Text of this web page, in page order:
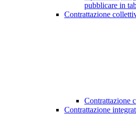
pubblicare in
Contrattazione
Contrattazione
Contrattazione